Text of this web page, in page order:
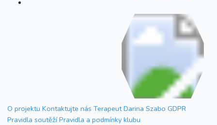
O projektu Kontaktujte nás Terapeut Darina Szabo GDPR
Pravidla soutěží Pravidla a podmínky klubu